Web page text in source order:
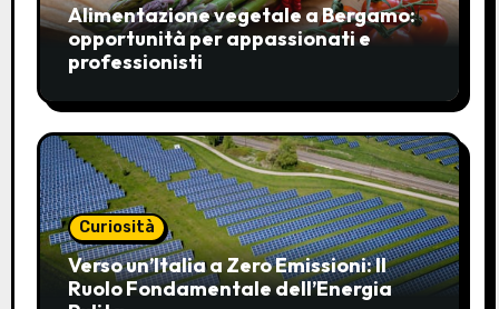
Alimentazione vegetale a Bergamo:
opportunità per appassionati e
professionisti
Curiosità
Verso un’Italia a Zero Emissioni: Il
Ruolo Fondamentale dell’Energia